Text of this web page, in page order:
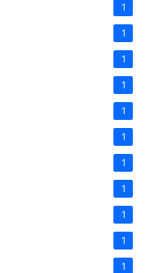
1
1
1
1
1
1
1
1
1
1
1